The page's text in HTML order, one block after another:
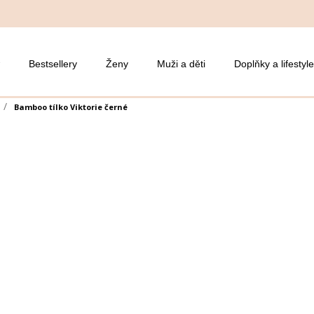
Bestsellery Ženy Muži a děti Doplňky a lifestyle
Bamboo tílko Viktorie černé